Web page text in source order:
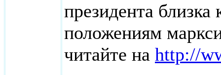
президента
положениям
читайте на http://